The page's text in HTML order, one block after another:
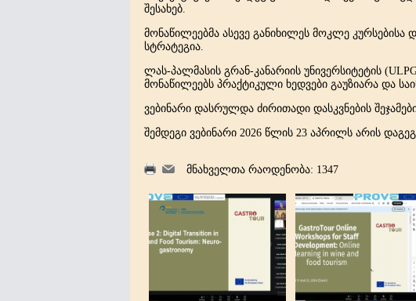
შესახებ.
მონაწილეებმა ასევე განიხილეს მოკლე
სტრატეგია.
ლას-პალმასის გრან-კანარიის უნივერსიტეტის
მონაწილეებს პრაქტიკული ხედვები გაუზიარა და
ვებინარი დასრულდა ძირითადი დასკვნების
შემდეგი ვებინარი 2026 წლის 23 აპრილს არის
მნახველთა რაოდენობა: 1347